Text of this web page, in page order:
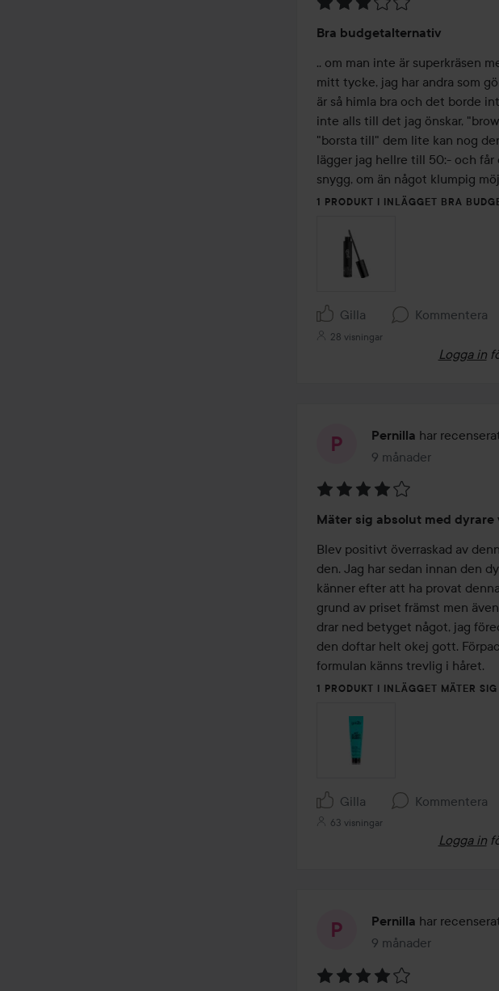
3
av
5
Bra budgetalternativ
.. om man inte är superkräsen
mitt tycke, jag har andra som
är så himla bra och det borde
inte alls till det jag önskar,
"borsta till" dem lite kan nog
lägger jag hellre till 50:- och får
snygg, om än något klumpig
1 PRODUKT I INLÄGGET BRA
Gilla Kommentera
28 visningar
Logga in
Pernilla har
9 månader
Inlägget skapades 9
4
av
5
Mäter sig absolut med dyrare
Blev positivt överraskad av
den. Jag har sedan innan den
känner efter att ha provat
grund av priset främst men
drar ned betyget något, jag
den doftar helt okej gott.
formulan känns trevlig i håret.
1 PRODUKT I INLÄGGET MÄTER
Gilla Kommentera
63 visningar
Logga in
Pernilla har
9 månader
Inlägget skapades 9